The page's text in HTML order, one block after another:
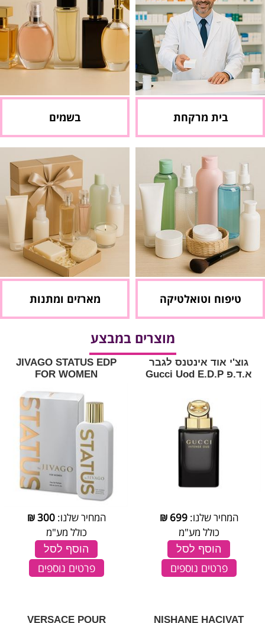
בית מרקחת בשמים
טיפוח וטואלטיקה מארזים ומתנות
מוצרים במבצע
גוצ'י אוד אינטנס לגבר
א.ד.פ Gucci Uod E.D.P
המחיר שלנו:699
₪
כולל מע"מ
הוסף לסל
פרטים נוספים
JIVAGO STATUS EDP
FOR WOMEN
המחיר שלנו:300
₪
כולל מע"מ
הוסף לסל
פרטים נוספים
NISHANE HACIVAT
VERSACE POUR